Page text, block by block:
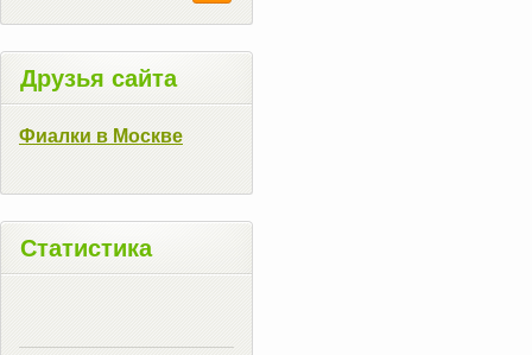
Друзья сайта
Фиалки в Москве
Статистика